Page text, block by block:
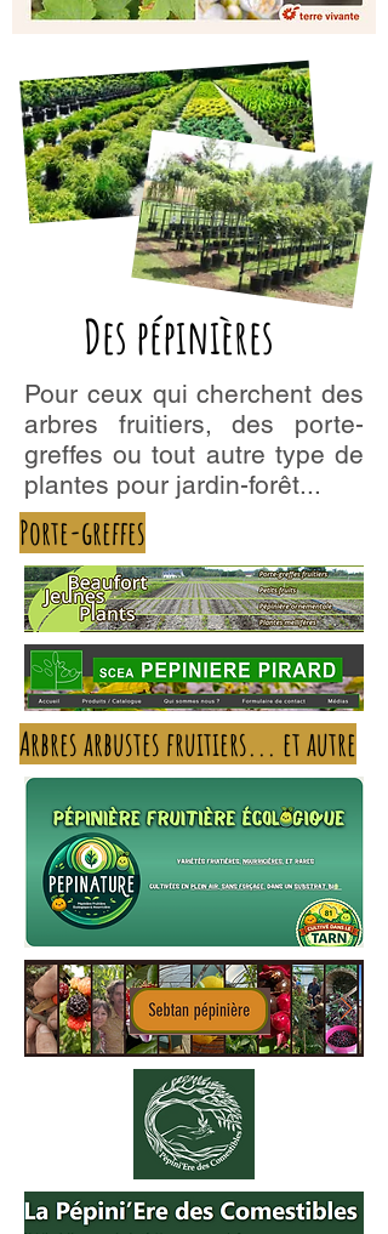
Des pépinières
Pour ceux qui cherchent des
arbres fruitiers, des porte-
greffes ou tout autre type de
plantes pour jardin-forêt...
Porte-greffes
Arbres arbustes fruitiers... et autre